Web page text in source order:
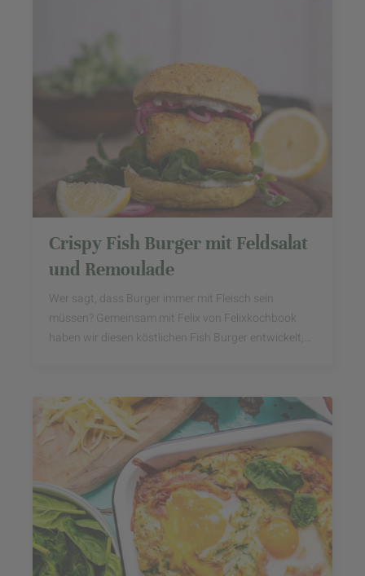
Crispy Fish Burger mit Feldsalat
und Remoulade
Wer sagt, dass Burger immer mit Fleisch sein
müssen? Gemeinsam mit Felix von Felixkochbook
haben wir diesen köstlichen Fish Burger entwickelt,